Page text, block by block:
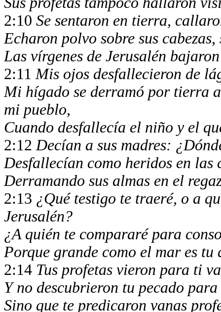
2:10 Se sentaron en tierra,
Echaron polvo sobre sus
Las vírgenes de Jerusalén
2:11Mis ojos desfallecieron de
Mi hígado se derramó por tierra
mi pueblo,
Cuando desfallecía el niño y el
2:12Decían a sus madres:
Desfallecían como heridos en
Derramando sus almas en el
2:13 ¿Qué testigo te traeré, o a
Jerusalén?
¿A quién te compararé para
Porque grande como el mar es
2:14 Tus profetas vieron para ti
Y no descubrieron tu pecado
Sino que te predicaron vanas